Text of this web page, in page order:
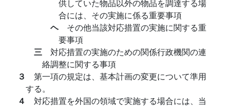
供していた物品以外の物品を調達する場
合には、その実施に係る重要事項
ヘ その他当該対応措置の実施に関する重
要事項
三 対応措置の実施のための関係行政機関の連
絡調整に関する事項
３ 第一項の規定は、基本計画の変更について準用
する。
４ 対応措置を外国の領域で実施する場合には、当